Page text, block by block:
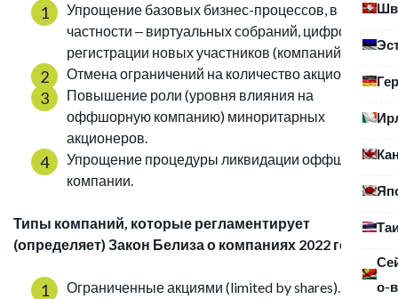
о-
Упрощение базовых бизнес-процессов, в
частности ‒ виртуальных собраний, цифровой
регистрации новых участников (компаний)
Отмена ограничений на количество акционеров.
Повышение роли (уровня влияния на
оффшорную компанию) миноритарных
акционеров.
Упрощение процедуры ликвидации оффшорной
компании.
Типы компаний, которые регламентирует
(определяет) Закон Белиза о компаниях 2022 года:
Ограниченные акциями (limited by shares).